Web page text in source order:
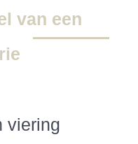
van een
viering